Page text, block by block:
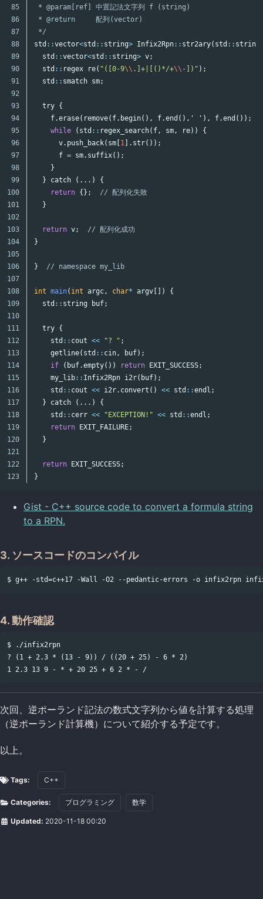
85
86
87
88
89
90
91
92
93
94
95
96
97
98
99
100
101
102
103
104
105
106
107
108
109
110
111
112
113
114
115
116
117
118
119
120
121
122
* @param[ref] 中置記法文字列 f (string)
* @return     配列(vector)
*/
std ::vector<std :: string> Infix2Rpn:: str2ary( std :: string
std ::vector<std :: string> v;
std :: regex re( "([0-9\\ .]+|[()*/+\\ -])" );
std :: smatch sm;
try {
f.erase( remove( f. begin(), f.end (), ' ' ), f.end ());
while
( std :: regex_search( f, sm, re))
{
v. push_back( sm 1 ]. str());
f = sm. suffix();
}
}
catch (...)
{
return {};
// 配列化失敗
}
return v;
// 配列化成功
}
} // namespace my_lib
int main( int argc, char* argv [])
{
std :: string buf;
try {
std :: cout << "? " ;
getline( std :: cin, buf);
if
( buf.empty()) return EXIT_SUCCESS;
my_lib:: Infix2Rpn i2r( buf);
std :: cout << i2r. convert () << std ::endl ;
}
catch (...)
{
std :: cerr << "EXCEPTION!" << std ::endl ;
return
EXIT_FAILURE;
}
return EXIT_SUCCESS;
}
Gist - C++ source code to convert a formula string
to a RPN.
3. ソースコードのコンパイル
4. 動作確認
$ ./infix2rpn
? (1 + 2.3 * (13 - 9)) / ((20 + 25) - 6 * 2)
次回、逆ポーランド記法の数式文字列から値を計算する処理
（逆ポーランド計算機）について紹介する予定です。
以上。
Tags: C++
Categories: プログラミング 数学
Updated: 2020-11-18 00:20